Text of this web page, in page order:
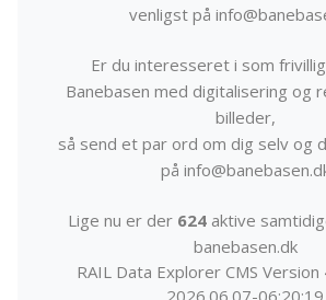
venligst på
Er du interesseret i som
Banebasen med digitalisering og
billeder,
så send et par ord om dig selv og
på
Lige nu er der 624aktive
banebasen.dk
RAIL Data Explorer CMS Version
2026.06.07-06:20:19